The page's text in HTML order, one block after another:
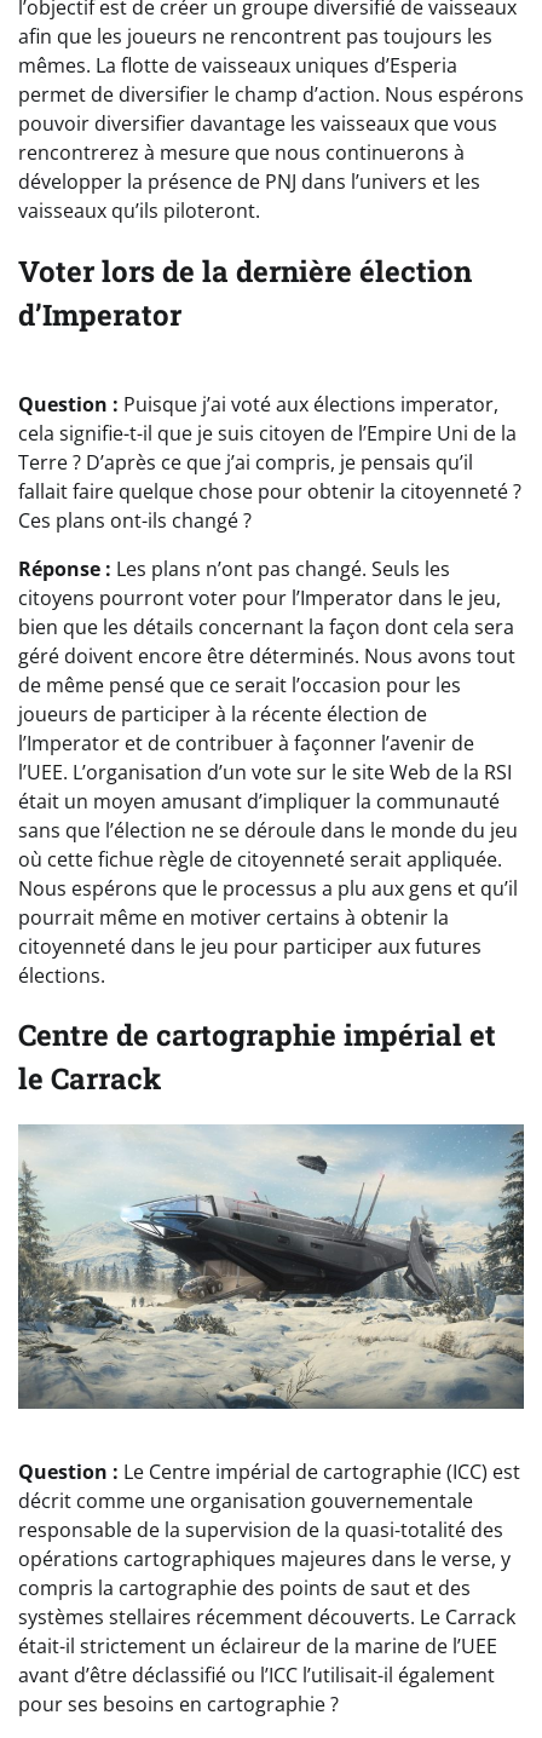
l’objectif est de créer un groupe diversifié de vaisseaux
afin que les joueurs ne rencontrent pas toujours les
mêmes. La flotte de vaisseaux uniques d’Esperia
permet de diversifier le champ d’action. Nous espérons
pouvoir diversifier davantage les vaisseaux que vous
rencontrerez à mesure que nous continuerons à
développer la présence de PNJ dans l’univers et les
vaisseaux qu’ils piloteront.
Voter lors de la dernière élection
d’Imperator
Question : Puisque j’ai voté aux élections imperator,
cela signifie-t-il que je suis citoyen de l’Empire Uni de la
Terre ? D’après ce que j’ai compris, je pensais qu’il
fallait faire quelque chose pour obtenir la citoyenneté ?
Ces plans ont-ils changé ?
Réponse : Les plans n’ont pas changé. Seuls les
citoyens pourront voter pour l’Imperator dans le jeu,
bien que les détails concernant la façon dont cela sera
géré doivent encore être déterminés. Nous avons tout
de même pensé que ce serait l’occasion pour les
joueurs de participer à la récente élection de
l’Imperator et de contribuer à façonner l’avenir de
l’UEE. L’organisation d’un vote sur le site Web de la RSI
était un moyen amusant d’impliquer la communauté
sans que l’élection ne se déroule dans le monde du jeu
où cette fichue règle de citoyenneté serait appliquée.
Nous espérons que le processus a plu aux gens et qu’il
pourrait même en motiver certains à obtenir la
citoyenneté dans le jeu pour participer aux futures
élections.
Centre de cartographie impérial et
le Carrack
Question : Le Centre impérial de cartographie (ICC) est
décrit comme une organisation gouvernementale
responsable de la supervision de la quasi-totalité des
opérations cartographiques majeures dans le verse, y
compris la cartographie des points de saut et des
systèmes stellaires récemment découverts. Le Carrack
était-il strictement un éclaireur de la marine de l’UEE
avant d’être déclassifié ou l’ICC l’utilisait-il également
pour ses besoins en cartographie ?